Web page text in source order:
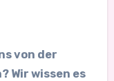
von der
Wir wissen es